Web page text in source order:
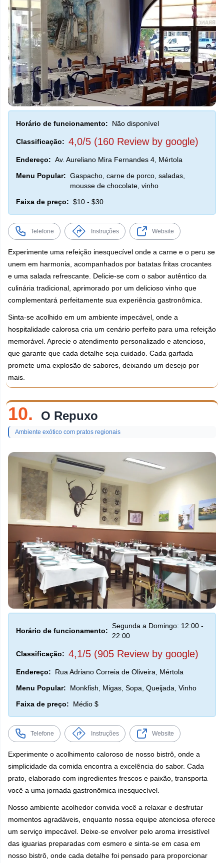
Horário de funcionamento: Não disponível
Classificação: 4,0/5 (160 Review by google)
Endereço: Av. Aureliano Mira Fernandes 4, Mértola
Menu Popular: Gaspacho, carne de porco, saladas,
mousse de chocolate, vinho
Faixa de preço: $10 - $30
Telefone Instruções Website
Experimente uma refeição inesquecível onde a carne e o peru se
unem em harmonia, acompanhados por batatas fritas crocantes
e uma salada refrescante. Delicie-se com o sabor autêntico da
culinária tradicional, aprimorado por um delicioso vinho que
complementará perfeitamente sua experiência gastronômica.
Sinta-se acolhido em um ambiente impecável, onde a
hospitalidade calorosa cria um cenário perfeito para uma refeição
memorável. Aprecie o atendimento personalizado e atencioso,
que garante que cada detalhe seja cuidado. Cada garfada
promete uma explosão de sabores, deixando um desejo por
mais.
10. O Repuxo
Ambiente exótico com pratos regionais
Horário de funcionamento:
Segunda a Domingo: 12:00 -
22:00
Classificação: 4,1/5 (905 Review by google)
Endereço:
Rua Adriano Correia de Oliveira, Mértola
Menu Popular:
Monkfish, Migas, Sopa, Queijada, Vinho
Faixa de preço:
Médio $
Telefone Instruções Website
Experimente o acolhimento caloroso de nosso bistrô, onde a
simplicidade da comida encontra a excelência do sabor. Cada
prato, elaborado com ingredientes frescos e paixão, transporta
você a uma jornada gastronômica inesquecível.
Nosso ambiente acolhedor convida você a relaxar e desfrutar
momentos agradáveis, enquanto nossa equipe atenciosa oferece
um serviço impecável. Deixe-se envolver pelo aroma irresistível
das iguarias preparadas com esmero e sinta-se em casa em
nosso bistrô, onde cada detalhe foi pensado para proporcionar